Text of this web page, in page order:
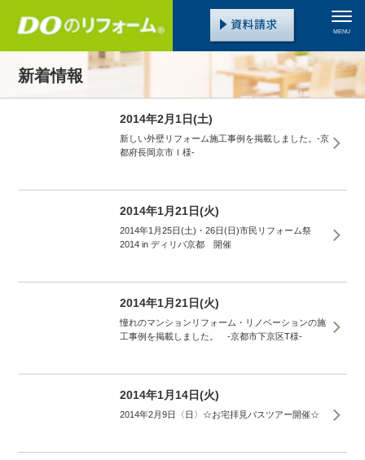
MENU
新着情報
2014年2月1日(土)
新しい外壁リフォーム施工事例を掲載しました。-京
都府長岡京市Ｉ様-
2014年1月21日(火)
2014年1月25日(土)・26日(日)市民リフォーム祭
2014 in ディリパ京都 開催
2014年1月21日(火)
憧れのマンションリフォーム・リノベーションの施
工事例を掲載しました。 -京都市下京区T様-
2014年1月14日(火)
2014年2月9日〈日〉☆お宅拝見バスツアー開催☆